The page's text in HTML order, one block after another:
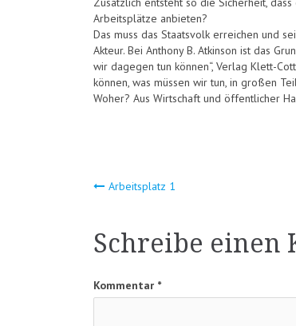
Arbeitsplätze anbieten?
Das muss das Staatsvolk erreichen und
Akteur. Bei Anthony B. Atkinson ist das
wir dagegen tun können“, Verlag Klett-
können, was müssen wir tun, in großen
Woher? Aus Wirtschaft und öffentlicher
Arbeitsplatz 1
Schreibe einen
Kommentar *